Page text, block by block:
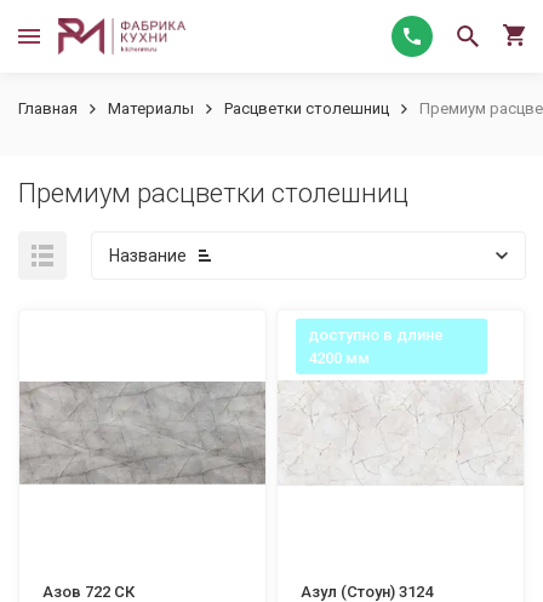
Главная Материалы Расцветки столешниц Премиум
Премиум расцветки столешниц
Название
Азов 722 СК
доступно в длине
4200 мм
Азул (Стоун) 3124